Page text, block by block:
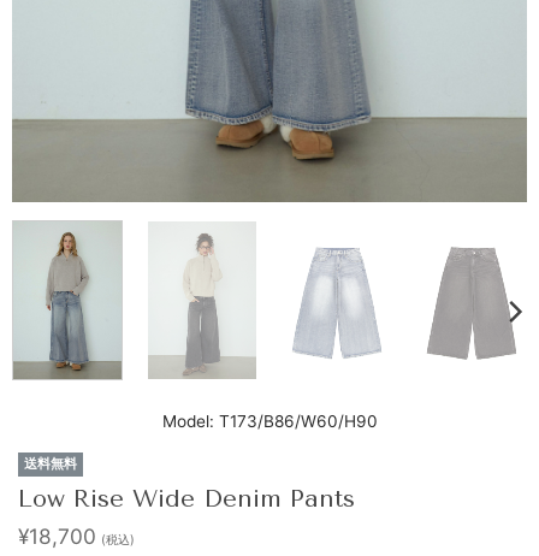
Model: T173/B86/W60/H90
送料無料
Low Rise Wide Denim Pants
¥18,700 (税込)